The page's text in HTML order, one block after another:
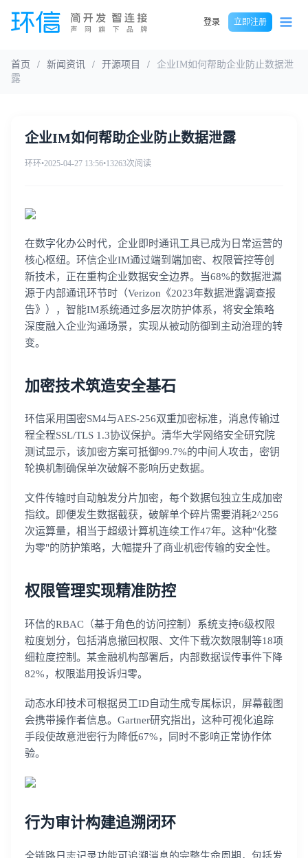
登录 立即注册
首页 / 新闻资讯 / 开源项目 /
企业IM如何帮助企业防止数据泄
露
企业IM如何帮助企业防止数据泄露
环环•2025-04-27 13:56•13263次阅读
在数字化办公时代，企业即时通讯工具已成为日常运营的
核心枢纽。环信企业IM通过端到端加密、权限管控等创
新技术，正在重构企业数据安全边界。当68%的数据泄漏
源于内部通讯环节时（Verizon《2023年数据泄露调查报
告》），智能IM系统通过多层次防护体系，将安全策略
深度融入企业沟通场景，实现从被动防御到主动治理的转
变。
加密技术筑造安全基石
环信采用国密SM4与AES-256双重加密标准，消息传输过
程全程SSL/TLS 1.3协议保护。清华大学网络安全研究院
测试显示，该加密方案可抵御99.7%的中间人攻击，密钥
轮换机制确保单次破解不影响历史数据。
文件传输时自动触发分片加密，每个数据包独立生成加密
指纹。即便发生数据截获，破解单个碎片需要消耗2^256
次运算量，相当于超级计算机连续工作47年。这种"化整
为零"的防护策略，大幅提升了商业机密传输的安全性。
权限管理实现精准防控
环信的RBAC（基于角色的访问控制）系统支持6级权限
粒度划分，包括消息撤回权限、文件下载次数限制等18项
细粒度控制。某金融机构部署后，内部数据误传事件下降
82%，权限滥用投诉归零。
动态水印技术可根据员工ID自动生成专属标识，屏幕截图
会携带操作者信息。Gartner研究指出，这种可视化追踪
手段使故意泄密行为降低67%，同时不影响正常协作体
验。
行为审计构建追溯闭环
全链路日志记录功能可追溯消息的完整生命周期，包括发